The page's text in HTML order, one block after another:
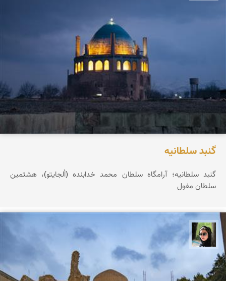
گنبد سلطانیه
گنبد سلطانیه؛ آرامگاه سلطان محمد خدابنده (اُلجایتو)، هشتمین
سلطان مغول